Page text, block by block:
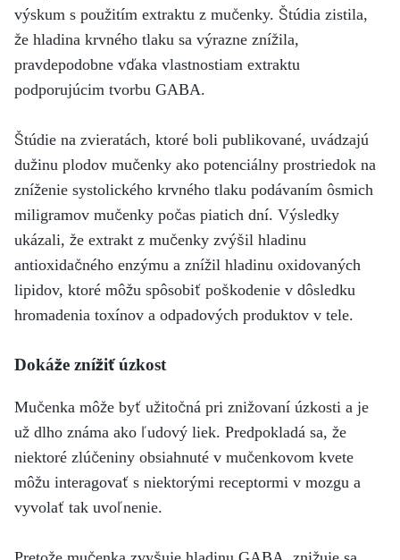
výskum s použitím extraktu z mučenky. Štúdia zistila,
že hladina krvného tlaku sa výrazne znížila,
pravdepodobne vďaka vlastnostiam extraktu
podporujúcim tvorbu GABA.
Štúdie na zvieratách, ktoré boli publikované, uvádzajú
dužinu plodov mučenky ako potenciálny prostriedok na
zníženie systolického krvného tlaku podávaním ôsmich
miligramov mučenky počas piatich dní. Výsledky
ukázali, že extrakt z mučenky zvýšil hladinu
antioxidačného enzýmu a znížil hladinu oxidovaných
lipidov, ktoré môžu spôsobiť poškodenie v dôsledku
hromadenia toxínov a odpadových produktov v tele.
Dokáže znížiť úzkost
Mučenka môže byť užitočná pri znižovaní úzkosti a je
už dlho známa ako ľudový liek. Predpokladá sa, že
niektoré zlúčeniny obsiahnuté v mučenkovom kvete
môžu interagovať s niektorými receptormi v mozgu a
vyvolať tak uvoľnenie.